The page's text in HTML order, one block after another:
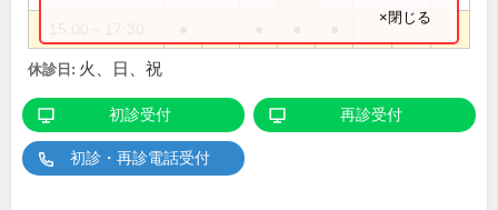
×閉じる
休診日: 火、日、祝
初診受付 再診受付
初診・再診電話受付